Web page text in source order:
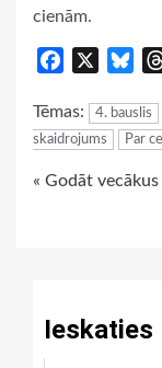
cienām.
Facebook
Tēmas: 4. bauslis
skaidrojums
Par
Continue
« Godāt vecākus
Ieskaties